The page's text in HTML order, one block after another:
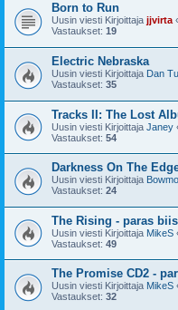
Born to Run
Uusin viesti Kirjoittaja jjvirta
Vastaukset: 19
Electric Nebraska
Uusin viesti Kirjoittaja Dan
Vastaukset: 35
Tracks II: The Lost
Uusin viesti Kirjoittaja Janey
Vastaukset: 54
Darkness On The
Uusin viesti Kirjoittaja
Vastaukset: 24
The Rising - paras
Uusin viesti Kirjoittaja MikeS
Vastaukset: 49
The Promise CD2 -
Uusin viesti Kirjoittaja MikeS
Vastaukset: 32